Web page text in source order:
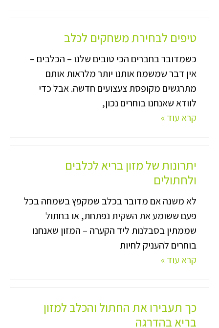
טיפים לבחירת משחקים לכלב
כשמדובר בחברים הכי טובים שלנו – הכלבים –
אין דבר שמשמח אותנו יותר מלראות אותם
מתרגשים מקופסת צעצועים חדשה. אבל כדי
לוודא שאנחנו בוחרים נכון,
קרא עוד »
יתרונות של מזון בריא לכלבים
ולחתולים
לא משנה אם מדובר בכלב שמקפץ בשמחה בכל
פעם ששומע את השקית נפתחת, או בחתול
שממתין בסבלנות ליד הקערה – המזון שאנחנו
בוחרים להעניק לחיות
קרא עוד »
כך תעבירו את החתול והכלב למזון
בריא בהדרגה